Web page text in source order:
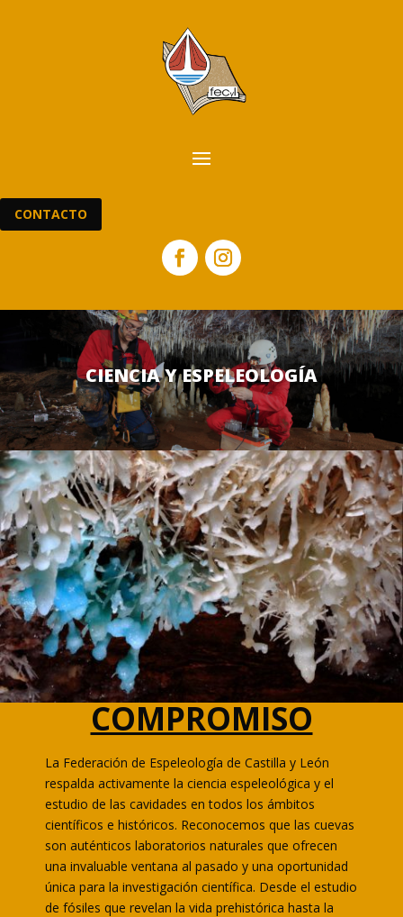
CONTACTO
CIENCIA Y ESPELEOLOGÍA
COMPROMISO
La Federación de Espeleología de Castilla y León
respalda activamente la ciencia espeleológica y el
estudio de las cavidades en todos los ámbitos
científicos e históricos. Reconocemos que las cuevas
son auténticos laboratorios naturales que ofrecen
una invaluable ventana al pasado y una oportunidad
única para la investigación científica. Desde el estudio
de fósiles que revelan la vida prehistórica hasta la